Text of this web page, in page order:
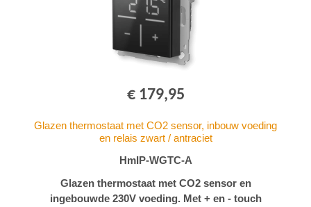
€ 179,95
Glazen thermostaat met CO2 sensor, inbouw voeding
en relais zwart / antraciet
HmIP-WGTC-A
Glazen thermostaat met CO2 sensor en
ingebouwde 230V voeding. Met + en - touch